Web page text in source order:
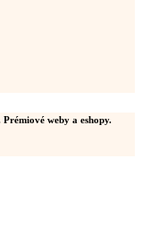
Prémiové weby a eshopy.